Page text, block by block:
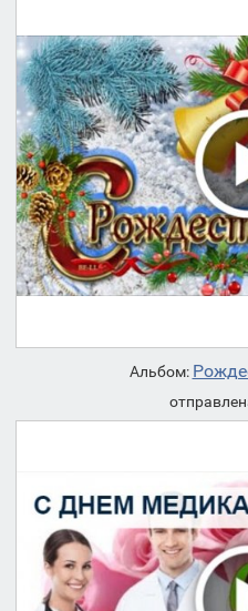
Альбом: